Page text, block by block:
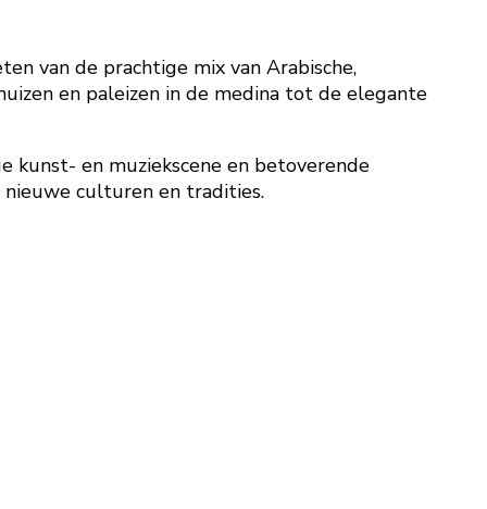
van de prachtige mix van Arabische,
en paleizen in de medina tot de elegante
kunst- en muziekscene en betoverende
culturen en tradities.